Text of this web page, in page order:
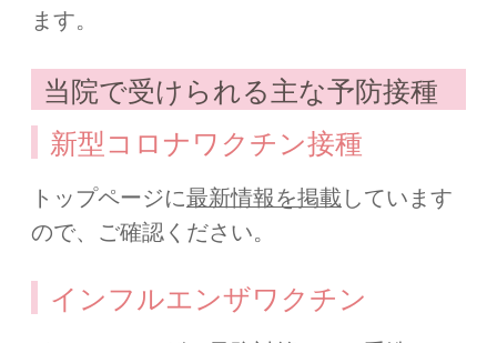
ます。
当院で受けられる主な予防接種
新型コロナワクチン接種
トップページに最新情報を掲載 しています
ので、ご確認ください。
インフルエンザワクチン